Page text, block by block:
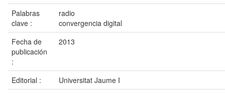
Palabras
clave :
radio
convergencia digital
Fecha de
publicación
:
2013
Editorial :
Universitat Jaume I